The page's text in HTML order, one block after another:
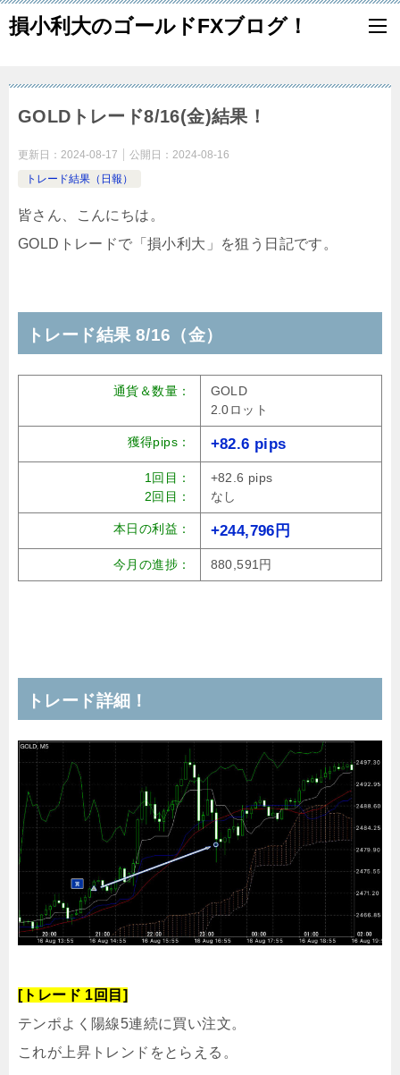
損小利大のゴールドFXブログ！
GOLDトレード8/16(金)結果！
更新日： 2024-08-17 公開日： 2024-08-16
トレード結果（日報）
皆さん、こんにちは。
GOLDトレードで「損小利大」を狙う日記です。
トレード結果 8/16（金）
通貨＆数量：
GOLD
2.0ロット
獲得pips： +82.6 pips
1回目：
2回目：
+82.6 pips
なし
本日の利益： +244,796円
今月の進捗： 880,591円
トレード詳細！
[トレード 1回目]
テンポよく陽線5連続に買い注文。
これが上昇トレンドをとらえる。